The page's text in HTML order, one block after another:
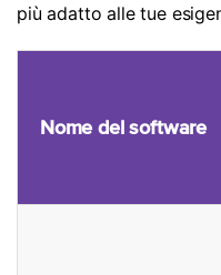
più adatto alle tue
Nome del software